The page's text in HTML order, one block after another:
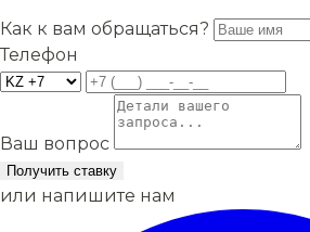
Как к вам обращаться?
Телефон
Ваш вопрос
Получить ставку
или напишите нам